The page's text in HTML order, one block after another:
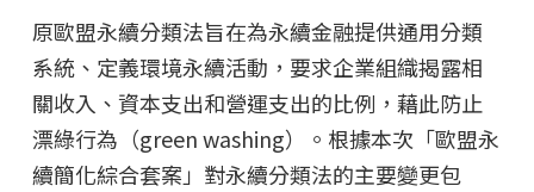
原歐盟永續分類法旨在為永續金融提供通用分類
系統、定義環境永續活動，要求企業組織揭露相
關收入、資本支出和營運支出的比例，藉此防止
漂綠行為（green washing）。根據本次「歐盟永
續簡化綜合套案」對永續分類法的主要變更包